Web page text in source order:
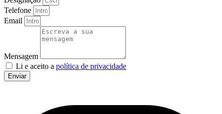
Telefone
Email
Mensagem
Li e aceito a política de privacidade
Enviar